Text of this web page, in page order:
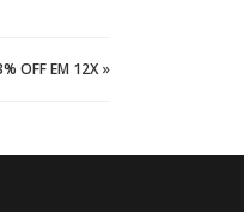
OFF EM 12X»